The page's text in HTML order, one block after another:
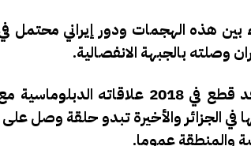
هذه الهجمات ودور إيراني محتمل
وصلته بالجبهة الانفصالية.
وكان المغرب قد قطع في 2018
في الجزائر والأخيرة تبدو حلقة وصل
والمنطقة عموما.